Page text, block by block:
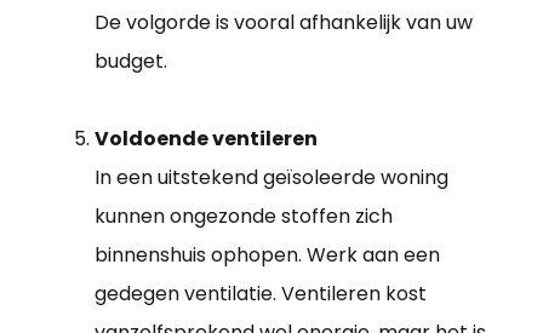
De volgorde is vooral afhankelijk van uw
budget.
Voldoende ventileren
In een uitstekend geïsoleerde woning
kunnen ongezonde stoffen zich
binnenshuis ophopen. Werk aan een
gedegen ventilatie. Ventileren kost